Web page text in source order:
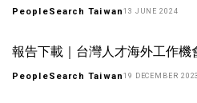
PeopleSearch Taiwan 13 JUNE 2024
報告下載｜台灣人才海外工作機
PeopleSearch Taiwan 19 DECEMBER 2023